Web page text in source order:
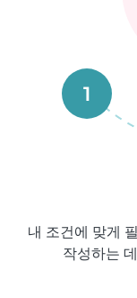
1
내 조건에 맞게
작성하는